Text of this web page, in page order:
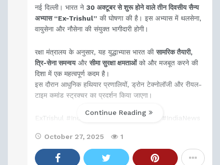
नई दिल्ली। भारत ने 30 अक्टूबर से शुरू होने वाले तीन दिवसीय सैन्य
अभ्यास “Ex-Trishul” की घोषणा की है। इस अभ्यास में थलसेना,
वायुसेना और नौसेना की संयुक्त भागीदारी होगी।
रक्षा मंत्रालय के अनुसार, यह युद्धाभ्यास भारत कीसामरिक तैयारी,
त्रि-सेना समन्वयऔरसीमा सुरक्षा क्षमताओंको और मजबूत करने की
दिशा में एक महत्वपूर्ण कदम है।
इस दौरान आधुनिक हथियार प्रणालियों, ड्रोन टेक्नोलॉजी और रीयल-
टाइम कमांड स्ट्रक्चर का प्रदर्शन किया जाएगा।
ExTrishul #IndianArmy #DefenceNews #IndiaNews
Continue Reading
October 27, 2025 1